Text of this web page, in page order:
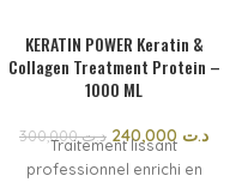
KERATIN POWER Keratin &
Collagen Treatment Protein –
1000 ML
د.ت300,000 د.ت Traitement lissant
professionnel enrichi en